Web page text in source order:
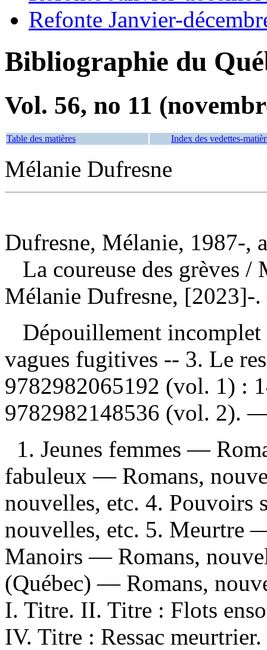
Refonte Janvier-
Bibliographie du
Vol. 56, no 11
Table des matières Index des vedettes-
Mélanie Dufresne
Dufresne, Mélanie, 1987-,
La coureuse des grèves /
Mélanie Dufresne,
Dépouillement
vagues fugitives -- 3. Le
9782982065192 (vol. 1) :
9782982148536 (vol. 2).
1. Jeunes femmes —
fabuleux — Romans,
nouvelles, etc. 4. Pouvoirs
nouvelles, etc. 5. Meurtre
Manoirs — Romans,
(Québec) — Romans,
I. Titre. II. Titre : Flots
IV. Titre : Ressac meurtrier.